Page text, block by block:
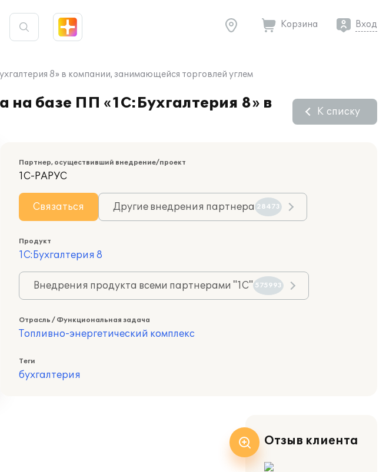
Корзина Вход
8» в компании, занимающейся торговлей углем
на базе ПП «1С:Бухгалтерия 8» в
К списку
Партнер, осуществивший внедрение/проект
1С-РАРУС
Связаться Другие внедрения партнера 28473
Продукт
1С:Бухгалтерия 8
Внедрения продукта всеми партнерами "1С" 575993
Отрасль / Функциональная задача
Топливно-энергетический комплекс
Теги
бухгалтерия
Отзыв клиента